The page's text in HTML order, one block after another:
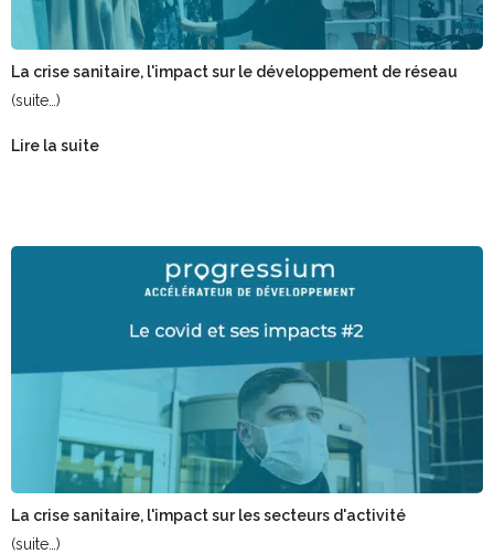
La crise sanitaire, l'impact sur le développement de réseau
(suite…)
Lire la suite
La crise sanitaire, l'impact sur les secteurs d'activité
(suite…)